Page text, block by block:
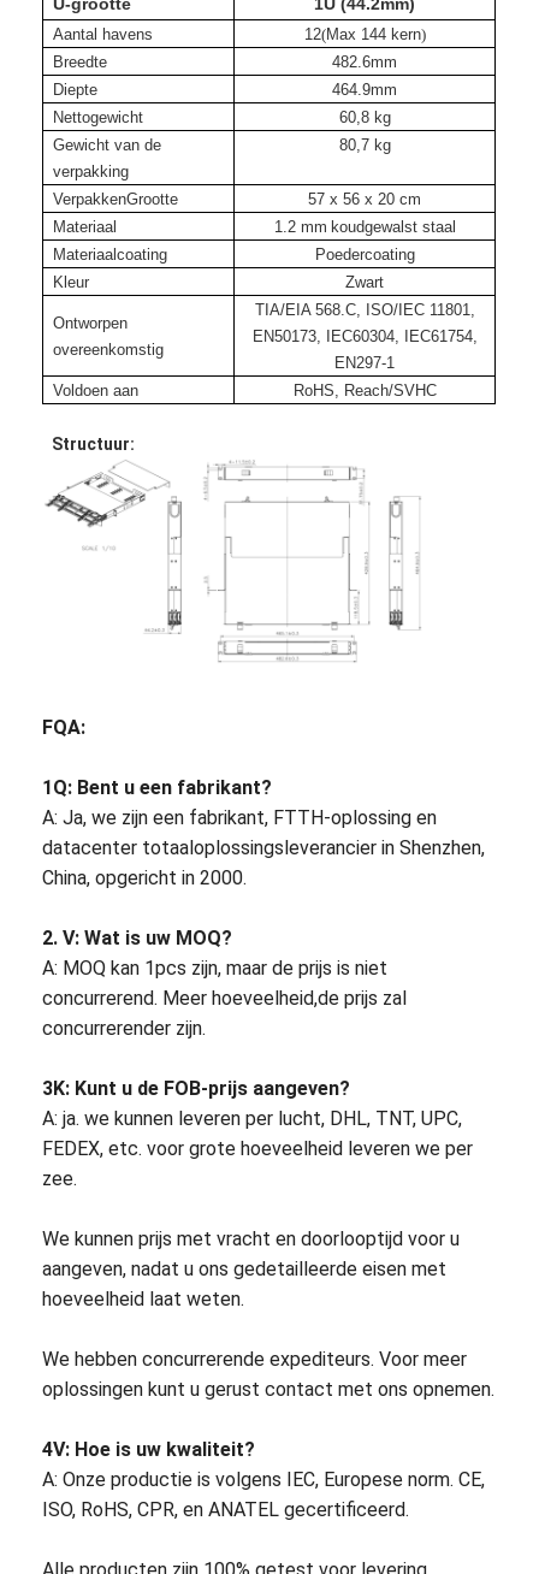
Huis
Ongeveer ons
Fabrieksreis
Contacteer ons
Ga Nu Praten.
WDM MUX DEMUX
vezel optische plc splitser
vezel optische kabel
vezel optische vlecht
vezel optische adapter
vezel optische demper
Paneel van het vezel het optische flard
vezel optische media convertor
Aantal havens 12(Max 144 kern)
Breedte
482 .6mm
Diepte
464.9mm
Nettogewicht
60,8 kg
Gewicht van de
verpakking
80,7 kg
VerpakkenGrootte
57 x 56 x 20 cm
Materiaal
1.2 mm koudgewalst staal
Materiaalcoating
Poedercoating
Kleur
Zwart
Ontworpen
overeenkomstig
TIA/EIA 568.C, ISO/IEC 11801,
EN50173, IEC60304, IEC61754,
EN297-1
Voldoen aan
RoHS, Reach/SVHC
Structuur:
FQA:
1Q: Bent u een fabrikant?
A: Ja, we zijn een fabrikant, FTTH-oplossing en
datacenter totaaloplossingsleverancier in Shenzhen,
China, opgericht in 2000.
2. V: Wat is uw MOQ?
A: MOQ kan 1pcs zijn, maar de prijs is niet
concurrerend. Meer hoeveelheid,de prijs zal
concurrerender zijn.
3K: Kunt u de FOB-prijs aangeven?
A: ja. we kunnen leveren per lucht, DHL, TNT, UPC,
FEDEX, etc. voor grote hoeveelheid leveren we per
zee.
We kunnen prijs met vracht en doorlooptijd voor u
aangeven, nadat u ons gedetailleerde eisen met
hoeveelheid laat weten.
We hebben concurrerende expediteurs. Voor meer
oplossingen kunt u gerust contact met ons opnemen.
4V: Hoe is uw kwaliteit?
A: Onze productie is volgens IEC, Europese norm. CE,
ISO, RoHS, CPR, en ANATEL gecertificeerd.